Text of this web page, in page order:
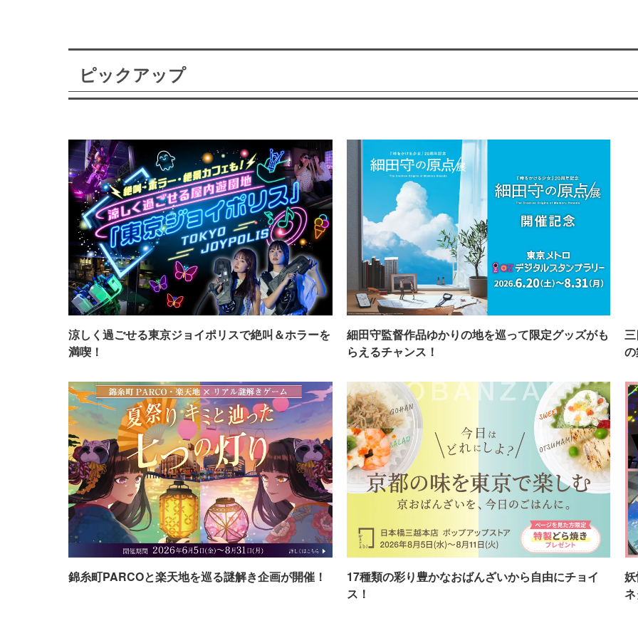
ピックアップ
涼しく過ごせる東京ジョイポリスで絶叫＆ホラーを
満喫！
細田守監督作品ゆかりの地を巡って限定グッズがも
らえるチャンス！
錦糸町PARCOと楽天地を巡る謎解き企画が開催！
17種類の彩り豊かなおばんざいから自由にチョイ
ス！